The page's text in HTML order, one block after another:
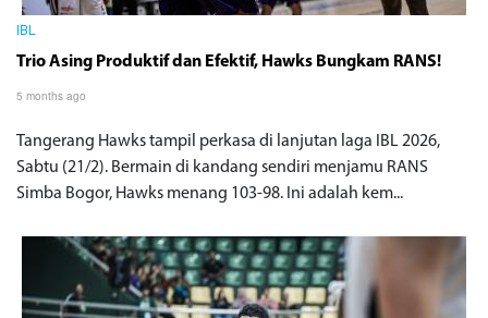
IBL
Trio Asing Produktif dan Efektif, Hawks Bungkam RANS!
5 months ago
Tangerang Hawks tampil perkasa di lanjutan laga IBL 2026,
Sabtu (21/2). Bermain di kandang sendiri menjamu RANS
Simba Bogor, Hawks menang 103-98. Ini adalah kem...